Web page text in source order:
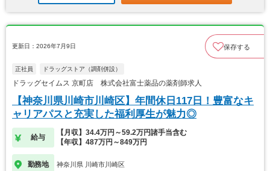
更新日：2026年7月9日 保存する
正社員 ドラッグストア（調剤併設）
ドラッグセイムス 京町店 株式会社富士薬品の薬剤師求人
【神奈川県川崎市川崎区】年間休日117日！豊富なキ
ャリアパスと充実した福利厚生が魅力◎
給与
【月収】34.4万円～59.2万円諸手当含む
【年収】487万円～849万円
勤務地 神奈川県 川崎市川崎区